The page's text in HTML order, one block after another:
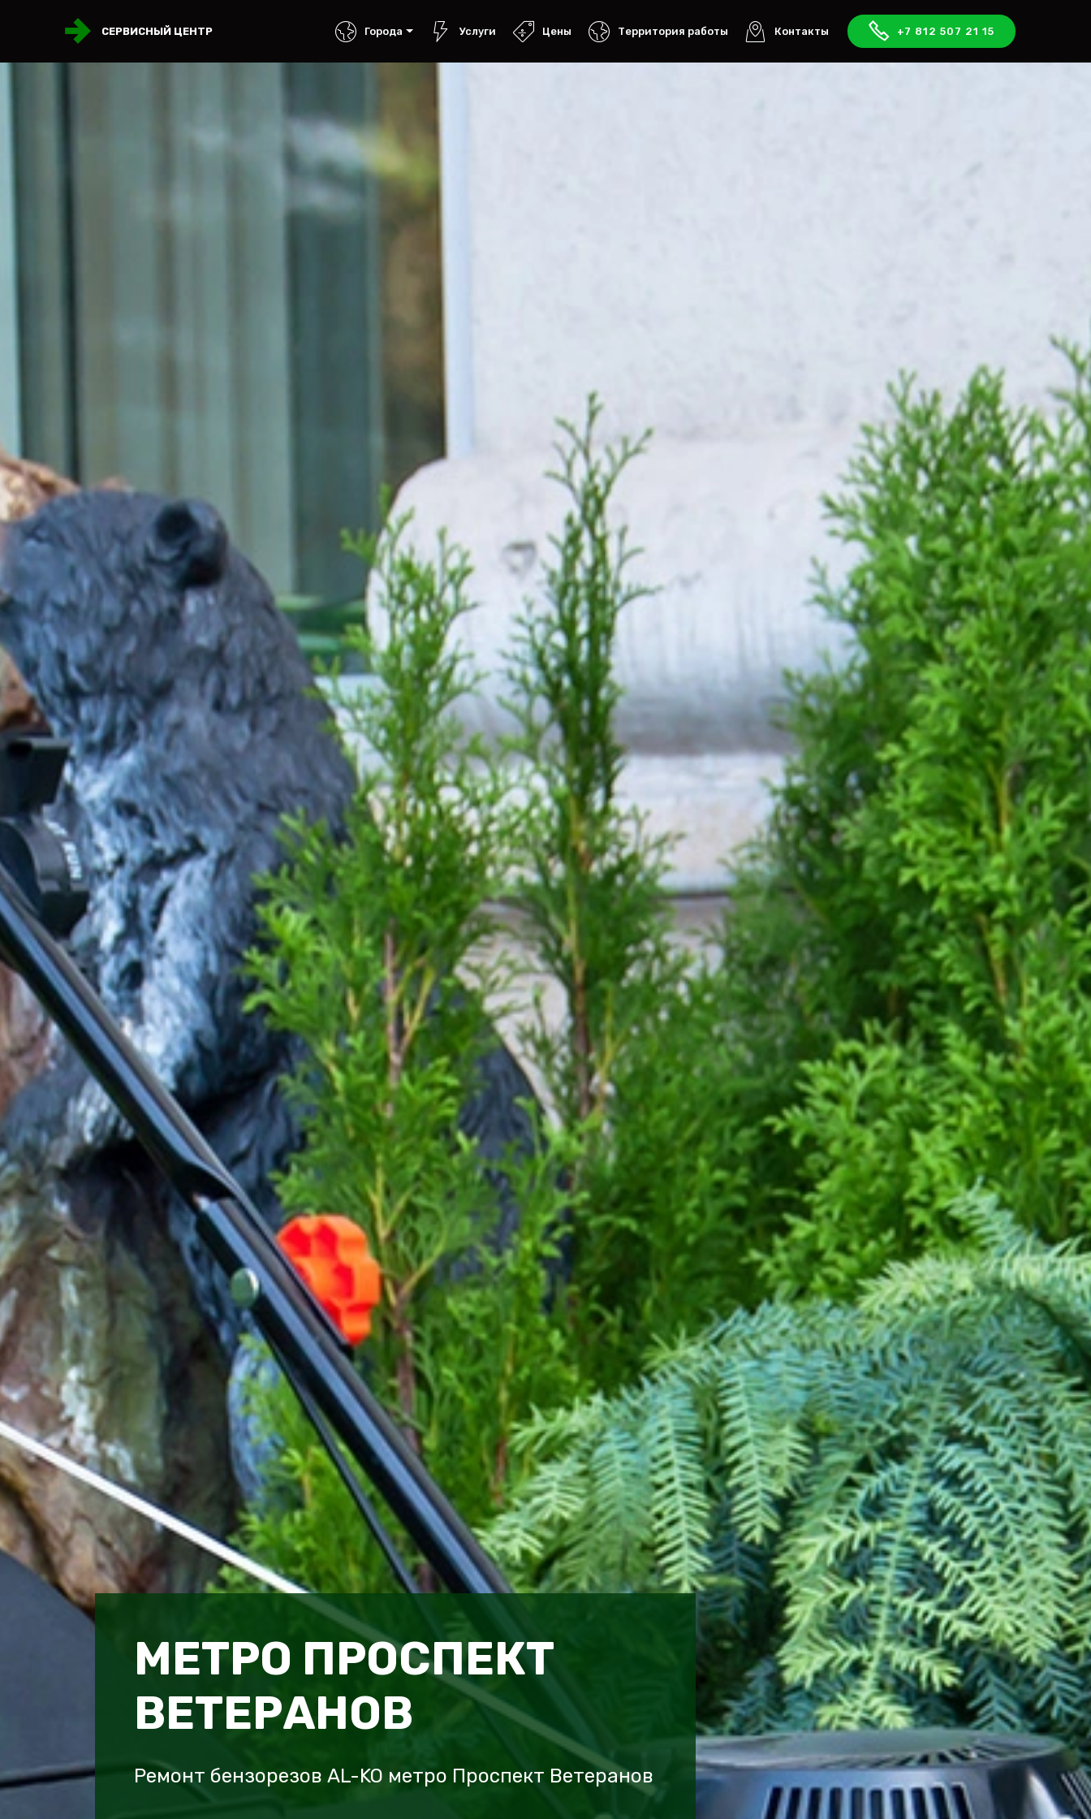
СЕРВИСНЫЙ ЦЕНТР Города Услуги Цены Территория работы Контакты +7 812 507 21 15
МЕТРО ПРОСПЕКТ
ВЕТЕРАНОВ
Ремонт бензорезов AL-KO метро Проспект Ветеранов